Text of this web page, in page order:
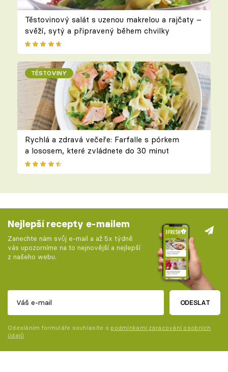
Těstovinový salát s uzenou makrelou a rajčaty –
svěží, sytý a připravený během chvilky
TĚSTOVINY
Rychlá a zdravá večeře: Farfalle s pórkem
a lososem, které zvládnete do 30 minut
Nejlepší recepty e-mailem
Zanechte nám svůj e-mail a až 5x týdně
vás upozorníme na to nejnovější a nejlepší
z našeho webu.
ODESLAT
Odesláním formuláře souhlasíte s podmínkami zpracování osobních
údajů